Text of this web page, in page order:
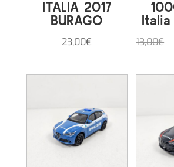
ITALIA 2017
BURAGO
23,00€ 13,00€